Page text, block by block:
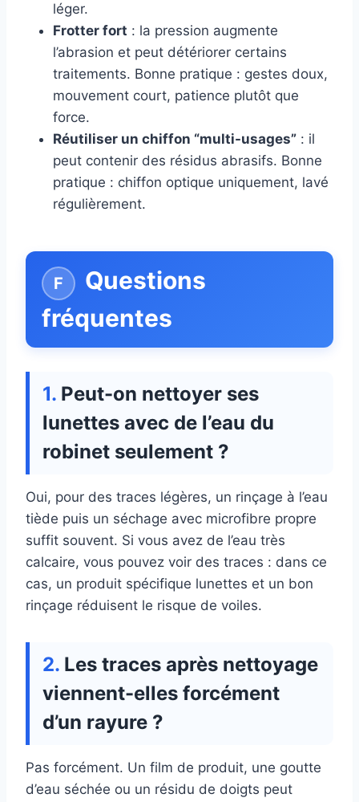
léger.
Frotter fort : la pression augmente
l’abrasion et peut détériorer certains
traitements. Bonne pratique : gestes doux,
mouvement court, patience plutôt que
force.
Réutiliser un chiffon “multi-usages” : il
peut contenir des résidus abrasifs. Bonne
pratique : chiffon optique uniquement, lavé
régulièrement.
Questions
fréquentes
Peut-on nettoyer ses
lunettes avec de l’eau du
robinet seulement ?
Oui, pour des traces légères, un rinçage à l’eau
tiède puis un séchage avec microfibre propre
suffit souvent. Si vous avez de l’eau très
calcaire, vous pouvez voir des traces : dans ce
cas, un produit spécifique lunettes et un bon
rinçage réduisent le risque de voiles.
Les traces après nettoyage
viennent-elles forcément
d’un rayure ?
Pas forcément. Un film de produit, une goutte
d’eau séchée ou un résidu de doigts peut